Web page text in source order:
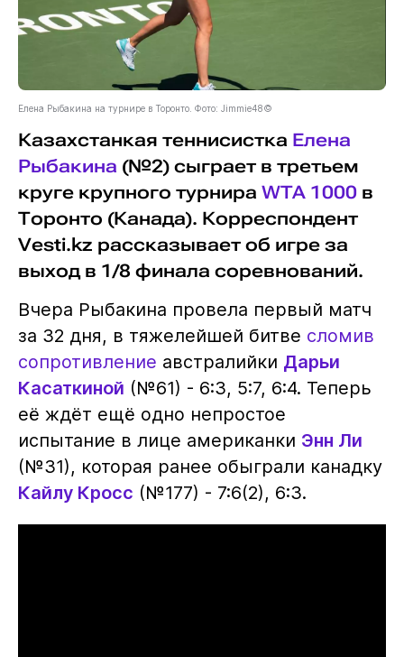
Елена Рыбакина на турнире в Торонто. Фото: Jimmie48©
Казахстанкая теннисистка Елена
Рыбакина (№2) сыграет в третьем
круге крупного турнира WTA 1000в
Торонто (Канада). Корреспондент
Vesti.kz рассказывает об игре за
выход в 1/8 финала соревнований.
Вчера Рыбакина провела первый матч
за 32 дня, в тяжелейшей битве сломив
сопротивление австралийки Дарьи
Касаткиной (№61) - 6:3, 5:7, 6:4. Теперь
её ждёт ещё одно непростое
испытание в лице американки Энн Ли
(№31), которая ранее обыграли канадку
Кайлу Кросс (№177) - 7:6(2), 6:3.